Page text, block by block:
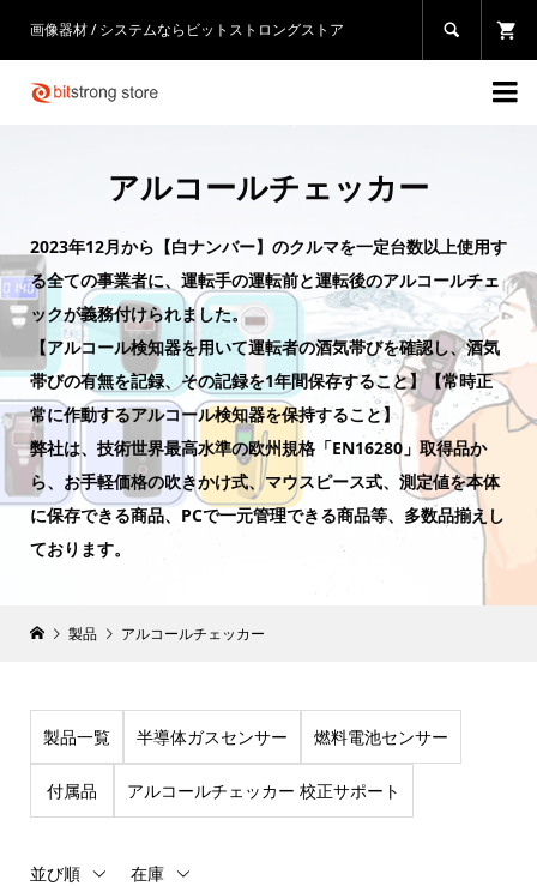
画像器材 / システムならビットストロングストア 

アルコールチェッカー
2023年12月から【白ナンバー】のクルマを一定台数以上使用す
る全ての事業者に、運転手の運転前と運転後のアルコールチェ
ックが義務付けられました。
【アルコール検知器を用いて運転者の酒気帯びを確認し、酒気
帯びの有無を記録、その記録を1年間保存すること】【常時正
常に作動するアルコール検知器を保持すること】
弊社は、技術世界最高水準の欧州規格「EN16280」取得品か
ら、お手軽価格の吹きかけ式、マウスピース式、測定値を本体
に保存できる商品、PCで一元管理できる商品等、多数品揃えし
ております。
製品 アルコールチェッカー
製品一覧 半導体ガスセンサー 燃料電池センサー
付属品 アルコールチェッカー 校正サポート
並び順 在庫